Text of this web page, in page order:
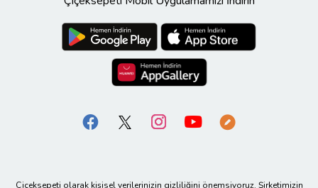
Çiçeksepeti olarak kişisel verilerinizin gizliliğini önemsiyoruz. Şirketimizin